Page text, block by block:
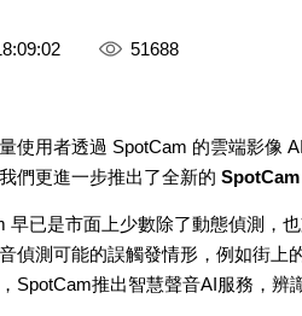
51688
使用者透過 SpotCam 的雲端影像
們更進一步推出了全新的
早已是市面上少數除了動態偵測，
偵測可能的誤觸發情形，例如街
SpotCam推出智慧聲音AI服務，